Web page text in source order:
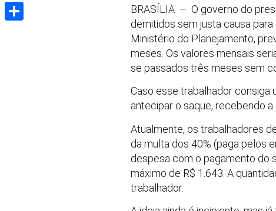
BRASÍLIA – O governo do
demitidos sem justa causa
Ministério do Planejamento,
meses. Os valores mensais
se passados três meses sem
Caso esse trabalhador
antecipar o saque, recebendo
Atualmente, os trabalhadores
da multa dos 40% (paga pelos
despesa com o pagamento do
máximo de R$ 1.643. A
trabalhador.
Email